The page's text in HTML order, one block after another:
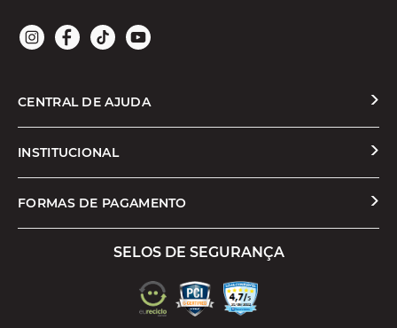
CENTRAL DE AJUDA
Solicitar Troca ou Devolução
Formas de Pagamento
INSTITUCIONAL
Quem Somos
FORMAS DE PAGAMENTO
SELOS DE SEGURANÇA